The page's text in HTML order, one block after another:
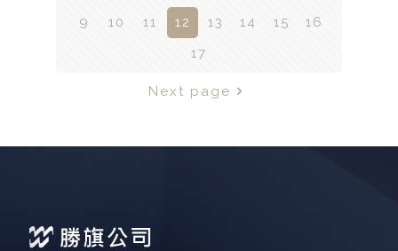
9
10 11 12 13 14 15
16
17
Next page